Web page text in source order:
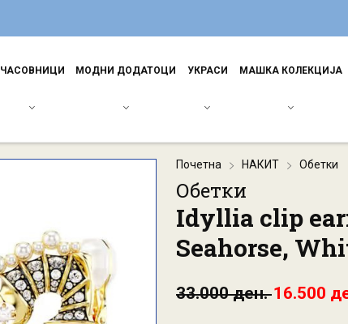
ЧАСОВНИЦИ МОДНИ ДОДАТОЦИ УКРАСИ МАШКА КОЛЕКЦИЈА
Почетна НАКИТ Обетки
Обетки
Idyllia clip
Seahorse,
33.000 ден.16.500